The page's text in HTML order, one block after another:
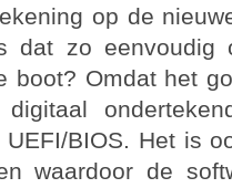
op de
dat zo
boot? Omdat het
BIOS. Het is
waardoor de